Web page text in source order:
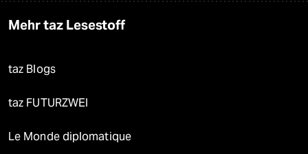
Mehr taz Lesestoff
taz Blogs
taz FUTURZWEI
Le Monde diplomatique